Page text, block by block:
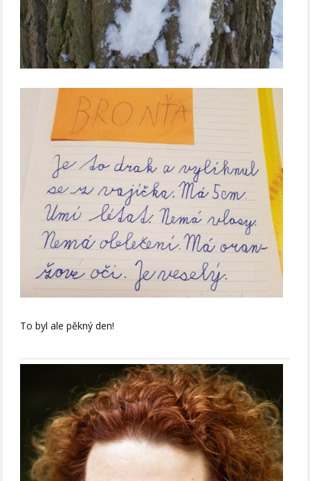
To byl ale pěkný den!